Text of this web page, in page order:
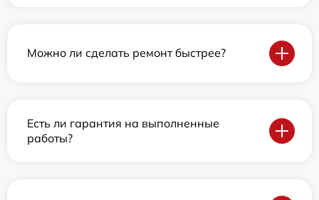
Можно ли сделать ремонт быстрее?
Есть ли гарантия на выполненные
работы?